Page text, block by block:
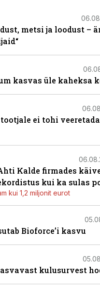
metsi ja loodust –
kasvas üle kaheksa
ei tohi
Kalde firmades
kui ka sulas
kui 1,2 miljonit eurot
Bioforce’i kasvu
kulusurvest